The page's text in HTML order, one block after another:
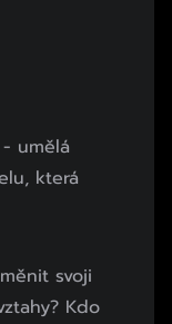
umělá
která
svoji
Kdo